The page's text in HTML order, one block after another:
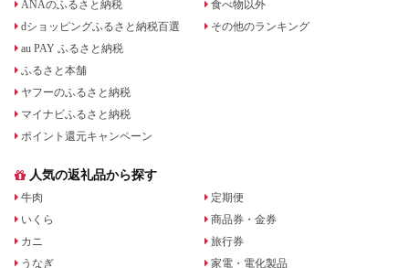
ANAのふるさと納税
dショッピングふるさと納税百選
au PAY ふるさと納税
ふるさと本舗
ヤフーのふるさと納税
マイナビふるさと納税
ポイント還元キャンペーン
食べ物以外
その他のランキング
人気の返礼品から探す
牛肉
いくら
カニ
うなぎ
定期便
商品券・金券
旅行券
家電・電化製品